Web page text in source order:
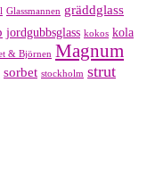
Glassmannen gräddglass
jordgubbsglass kokos kola
& Björnen Magnum
sorbet stockholm strut